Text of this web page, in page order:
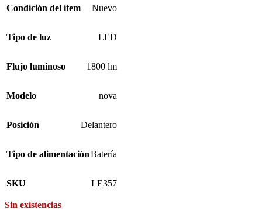
Condición del ítem Nuevo
Tipo de luz LED
Flujo luminoso 1800 lm
Modelo nova
Posición Delantero
Tipo de alimentaciónBatería
SKU LE357
Sin existencias